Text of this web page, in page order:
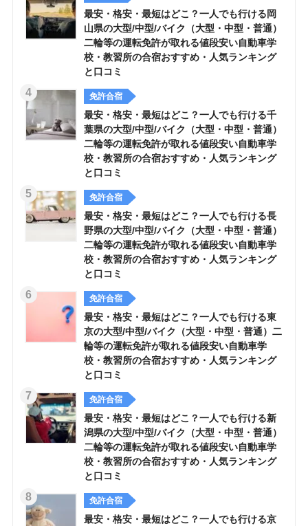
最安・格安・最短はどこ？一人でも行ける岡
山県の大型/中型/バイク（大型・中型・普通）
二輪等の運転免許が取れる値段安い自動車学
校・教習所の合宿おすすめ・人気ランキング
と口コミ
免許合宿
最安・格安・最短はどこ？一人でも行ける千
葉県の大型/中型/バイク（大型・中型・普通）
二輪等の運転免許が取れる値段安い自動車学
校・教習所の合宿おすすめ・人気ランキング
と口コミ
免許合宿
最安・格安・最短はどこ？一人でも行ける長
野県の大型/中型/バイク（大型・中型・普通）
二輪等の運転免許が取れる値段安い自動車学
校・教習所の合宿おすすめ・人気ランキング
と口コミ
免許合宿
最安・格安・最短はどこ？一人でも行ける東
京の大型/中型/バイク（大型・中型・普通）二
輪等の運転免許が取れる値段安い自動車学
校・教習所の合宿おすすめ・人気ランキング
と口コミ
免許合宿
最安・格安・最短はどこ？一人でも行ける新
潟県の大型/中型/バイク（大型・中型・普通）
二輪等の運転免許が取れる値段安い自動車学
校・教習所の合宿おすすめ・人気ランキング
と口コミ
免許合宿
最安・格安・最短はどこ？一人でも行ける京